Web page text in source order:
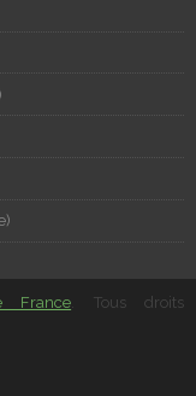
France . Tous droits